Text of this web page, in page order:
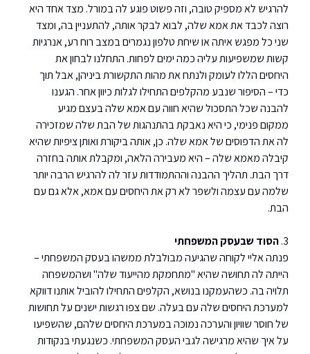
להרגיש לא מספיק טובה, וזה פשוט פוגע לה במורל. מצד אחד היא
רוצה לכבד את אמא שלה, לבוא לבקר אותה, להתעניין בה, ומצד
שני כל מפגש איתה או שיחת טלפון נגמרים במצב רוח רע, אנרגיות
קשות שמשפיעות עליה כמה ימים לפחות. התחלנו לבחון את
היחסים הללו לעומק ולנתח את מהות התקשורת ביניהן, אבל תוך
כדי – הסיפור שנבע מהקלפים התחילו לגלות כיוון אחר. הגענו
להבנה שכל התסכול שהיא חווה עם אמא שלה בעצם מגיע
ממקום פנימי, כי היא נאבקת בהתנהגות של הבת שלה שמזכירה
לה את הדפוסים של אמא שלה. כן, אותה ביקורת ואותן ציפיות שהיא
קיבלה מאמא שלה – היא מעבירה הלאה, ומקבלת אותה בחזרה
דרך הבת. תהליך ההבנה וההתמודדות עזר לה להרגיש הרבה יותר
שלמה עם עצמה ולשפר לא רק את היחסים עם אמא, אלא גם עם
הבת.
3. הסוד שבעסק המשפחתי
פנתה אליי לקוחה שהגיעה מבולבלת ממשהו בעסק המשפחתי –
הייתה לה תחושה שהיא "מתחמקת מהייעוד שלה" ושהמשפחה
תלויה בה. כשהעמקנו בנושא, הקלפים התחילו להוביל אותנו דווקא
למערכת היחסים שלה עם בעלה. שם צפו רגשות ישנים על תחושות
של חוסר שוויון והערכה נמוכה במערכת היחסים שלהם, שהשפיעו
על איך שהיא מרגישה לגבי העסק המשפחתי. כשנגעתי בנקודות